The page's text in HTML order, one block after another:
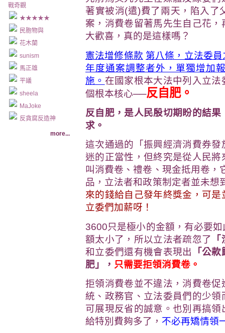
戰奇觀
★★★★★
民胞物與
花木蘭
sunism
馬正雄
平議
sheela
MaJoke
反貪腐反造神
more...
著實被消(遣)費了兩天，陷入了
案，消費卷留著馬先生自己花
大歡喜，真的是這樣嗎？
憲法增修條款 第八條，立法委
年度通案調整者外，單獨增加
施。 在國家根本大法中列入立
個根本核心──反自肥。
反自肥，是人民殷切期盼的結
求。
這次通過的「振興經濟消費券
迷的正當性，但終究是從人民
叫消費卷、禮卷、現金抵用卷
品，立法者和政策制定者並未想
來的錢給自己發年終獎金，可
立委們加薪呀！
3600只是極小的金額，有必要
額太小了，所以立法者疏忽了
和立委們還有機會表現出
「公
肥」， 只需要拒領消費卷。
拒領消費卷並不違法，消費卷
統、政務官、立法委員們的少
可展現反省的誠意。也別再搞
給特別費夠多了， 不必再矯情領